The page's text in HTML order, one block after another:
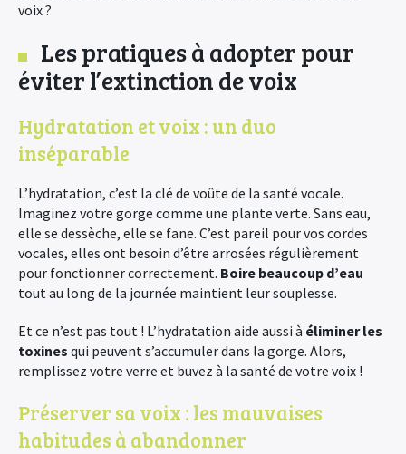
voix ?
Les pratiques à adopter pour
éviter l’extinction de voix
Hydratation et voix : un duo
inséparable
L’hydratation, c’est la clé de voûte de la santé vocale.
Imaginez votre gorge comme une plante verte. Sans eau,
elle se dessèche, elle se fane. C’est pareil pour vos cordes
vocales, elles ont besoin d’être arrosées régulièrement
pour fonctionner correctement. Boire beaucoup d’eau
tout au long de la journée maintient leur souplesse.
Et ce n’est pas tout ! L’hydratation aide aussi à éliminer les
toxines qui peuvent s’accumuler dans la gorge. Alors,
remplissez votre verre et buvez à la santé de votre voix !
Préserver sa voix : les mauvaises
habitudes à abandonner